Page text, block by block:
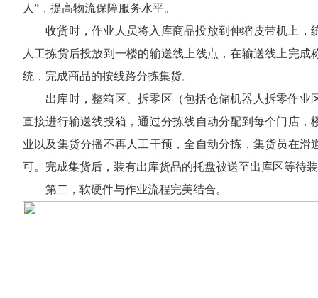
人”，提高物流保障服务水平。
收货时，作业人员将入库商品投放到伸缩皮带机上，
人工拣货后投放到一楼的输送线上线点，在输送线上完成
统，完成商品的按线路分拣集货。
出库时，整箱区、拆零区（包括仓储机器人拆零作业
直接进行输送线投箱，通过分拣线自动分配到每个门店，
业以及集货分播不再人工干预，全自动分拣，集货员在滑
可。完成集货后，装有出库货品的托盘被送至出库区等待
第二，软硬件与作业流程完美结合。